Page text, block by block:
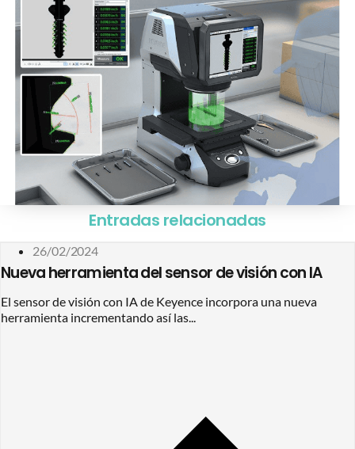
Entradas relacionadas
26/02/2024
Nueva herramienta del sensor de visión con IA
El sensor de visión con IA de Keyence incorpora una nueva
herramienta incrementando así las...